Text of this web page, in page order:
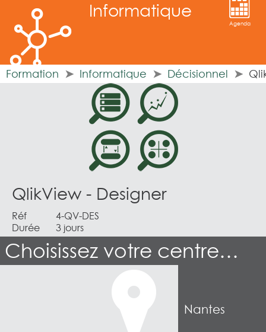
Informatique
Agenda
Formation Informatique Décisionnel
QlikView - Designer
Réf
4-QV-DES
Durée
3 jours
Choisissez votre centre…
Nantes